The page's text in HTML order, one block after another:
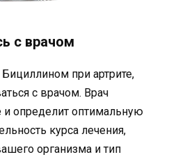
с врачом
при артрите,
с врачом. Врач
и определит оптимальную
курса лечения,
организма и тип